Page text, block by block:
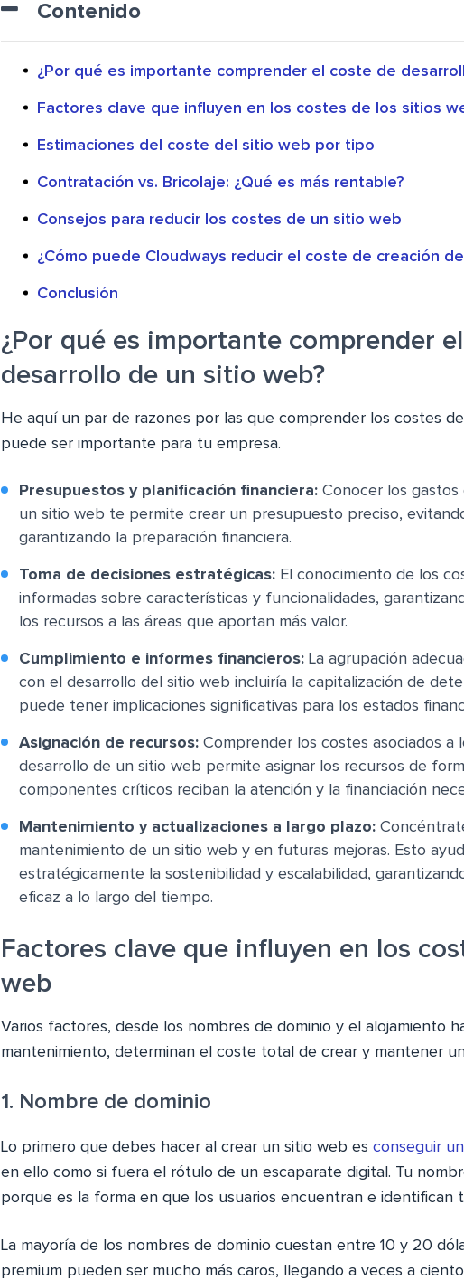
Contenido
¿Por qué es importante comprender el coste de
Factores clave que influyen en los costes de los sitios
Estimaciones del coste del sitio web por tipo
Contratación vs. Bricolaje: ¿Qué es más rentable?
Consejos para reducir los costes de un sitio web
¿Cómo puede Cloudways reducir el coste de creación
Conclusión
¿Por qué es importante comprender
desarrollo de un sitio web?
He aquí un par de razones por las que comprender los costes
puede ser importante para tu empresa.
Presupuestos y planificación financiera: Conocer los
un sitio web te permite crear un presupuesto preciso,
garantizando la preparación financiera.
Toma de decisiones estratégicas: El conocimiento de los
informadas sobre características y funcionalidades,
los recursos a las áreas que aportan más valor.
Cumplimiento e informes financieros: La agrupación
con el desarrollo del sitio web incluiría la capitalización de
puede tener implicaciones significativas para los estados
Asignación de recursos: Comprender los costes asociados a
desarrollo de un sitio web permite asignar los recursos de
componentes críticos reciban la atención y la financiación
Mantenimiento y actualizaciones a largo plazo:
mantenimiento de un sitio web y en futuras mejoras. Esto
estratégicamente la sostenibilidad y escalabilidad,
eficaz a lo largo del tiempo.
Factores clave que influyen en los
web
Varios factores, desde los nombres de dominio y el alojamiento
mantenimiento, determinan el coste total de crear y mantener
1. Nombre de dominio
Lo primero que debes hacer al crear un sitio web es conseguir
en ello como si fuera el rótulo de un escaparate digital. Tu
porque es la forma en que los usuarios encuentran e identifican
La mayoría de los nombres de dominio cuestan entre 10 y 20
premium pueden ser mucho más caros, llegando a veces a